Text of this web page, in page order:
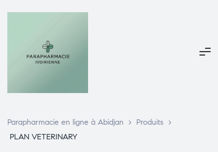
Parapharmacie en ligne à Abidjan > Produits
>
PLAN VETERINARY